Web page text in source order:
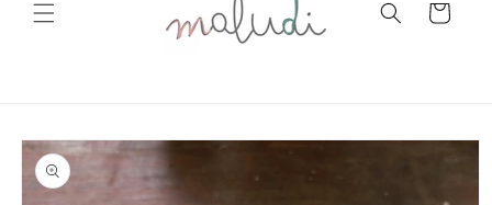
Carrinho
a
informação
do produto